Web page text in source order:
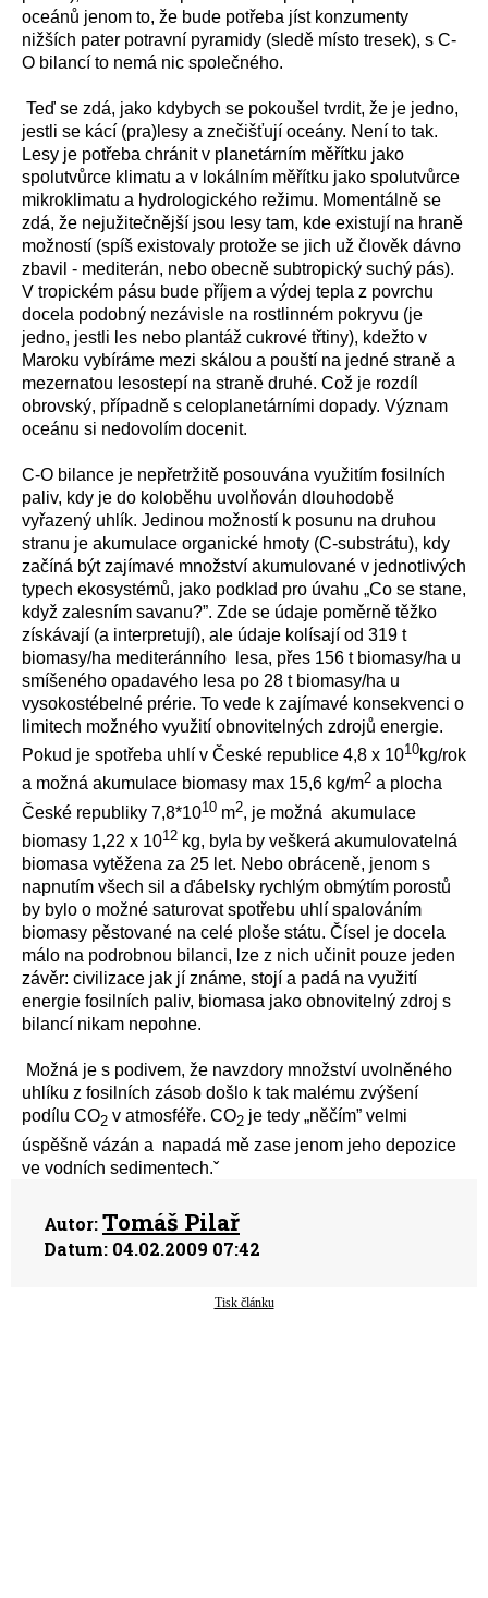
oceánů jenom to, že bude potřeba jíst konzumenty
nižších pater potravní pyramidy (sledě místo tresek), s C-
O bilancí to nemá nic společného.
Teď se zdá, jako kdybych se pokoušel tvrdit, že je jedno,
jestli se kácí (pra)lesy a znečišťují oceány. Není to tak.
Lesy je potřeba chránit v planetárním měřítku jako
spolutvůrce klimatu a v lokálním měřítku jako spolutvůrce
mikroklimatu a hydrologického režimu. Momentálně se
zdá, že nejužitečnější jsou lesy tam, kde existují na hraně
možností (spíš existovaly protože se jich už člověk dávno
zbavil - mediterán, nebo obecně subtropický suchý pás).
V tropickém pásu bude příjem a výdej tepla z povrchu
docela podobný nezávisle na rostlinném pokryvu (je
jedno, jestli les nebo plantáž cukrové třtiny), kdežto v
Maroku vybíráme mezi skálou a pouští na jedné straně a
mezernatou lesostepí na straně druhé. Což je rozdíl
obrovský, případně s celoplanetárními dopady. Význam
oceánu si nedovolím docenit.
C-O bilance je nepřetržitě posouvána využitím fosilních
paliv, kdy je do koloběhu uvolňován dlouhodobě
vyřazený uhlík. Jedinou možností k posunu na druhou
stranu je akumulace organické hmoty (C-substrátu), kdy
začíná být zajímavé množství akumulované v jednotlivých
typech ekosystémů, jako podklad pro úvahu „Co se stane,
když zalesním savanu?”. Zde se údaje poměrně těžko
získávají (a interpretují), ale údaje kolísají od 319 t
biomasy/ha mediteránního lesa, přes 156 t biomasy/ha u
smíšeného opadavého lesa po 28 t biomasy/ha u
vysokostébelné prérie. To vede k zajímavé konsekvenci o
limitech možného využití obnovitelných zdrojů energie.
Pokud je spotřeba uhlí v České republice 4,8 x 1010kg/rok
a možná akumulace biomasy max 15,6 kg/m2 a plocha
České republiky 7,8*1010 m2, je možná akumulace
biomasy 1,22 x 1012 kg, byla by veškerá akumulovatelná
biomasa vytěžena za 25 let. Nebo obráceně, jenom s
napnutím všech sil a ďábelsky rychlým obmýtím porostů
by bylo o možné saturovat spotřebu uhlí spalováním
biomasy pěstované na celé ploše státu. Čísel je docela
málo na podrobnou bilanci, lze z nich učinit pouze jeden
závěr: civilizace jak jí známe, stojí a padá na využití
energie fosilních paliv, biomasa jako obnovitelný zdroj s
bilancí nikam nepohne.
Možná je s podivem, že navzdory množství uvolněného
uhlíku z fosilních zásob došlo k tak malému zvýšení
podílu CO2 v atmosféře. CO2 je tedy „něčím” velmi
úspěšně vázán a napadá mě zase jenom jeho depozice
ve vodních sedimentech.ˇ
Autor:Tomáš Pilař
Datum: 04.02.2009 07:42
Tisk článku